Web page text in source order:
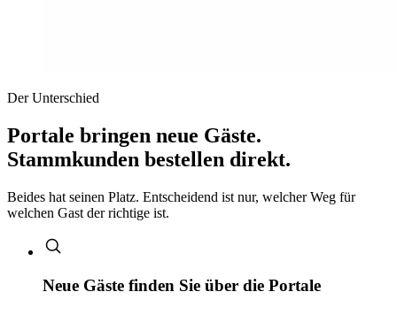
Der Unterschied
Portale bringen neue Gäste.
Stammkunden bestellen direkt.
Beides hat seinen Platz. Entscheidend ist nur, welcher Weg für
welchen Gast der richtige ist.
Neue Gäste finden Sie über die Portale